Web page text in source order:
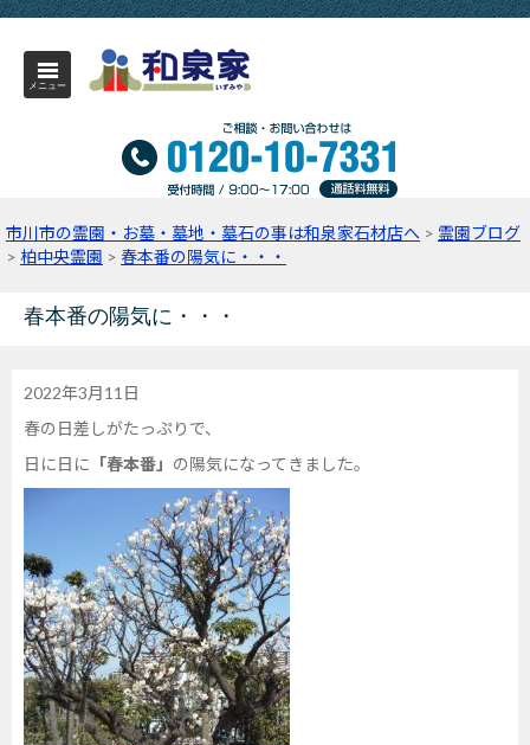
メニュー
市川市の霊園・お墓・墓地・墓石の事は和泉家石材店へ > 霊園ブログ
> 柏中央霊園 > 春本番の陽気に・・・
春本番の陽気に・・・
2022年3月11日
春の日差しがたっぷりで、
日に日に 「春本番」 の陽気になってきました。